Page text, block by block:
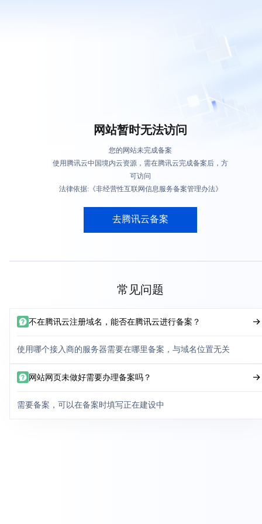
网站暂时无法访问
您的网站未完成备案
使用腾讯云中国境内云资源，需在腾讯云完成备案后，方
可访问
法律依据:《非经营性互联网信息服务备案管理办法》
去腾讯云备案
常见问题
不在腾讯云注册域名，能否在腾讯云进行备案？
使用哪个接入商的服务器需要在哪里备案，与域名位置无关
网站网页未做好需要办理备案吗？
需要备案，可以在备案时填写正在建设中